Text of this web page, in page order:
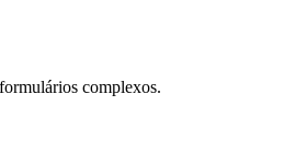
complexos.